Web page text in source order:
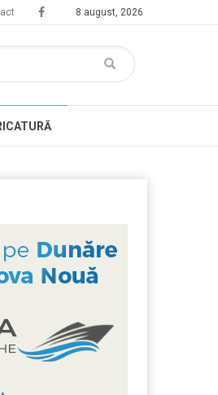
8 august, 2026